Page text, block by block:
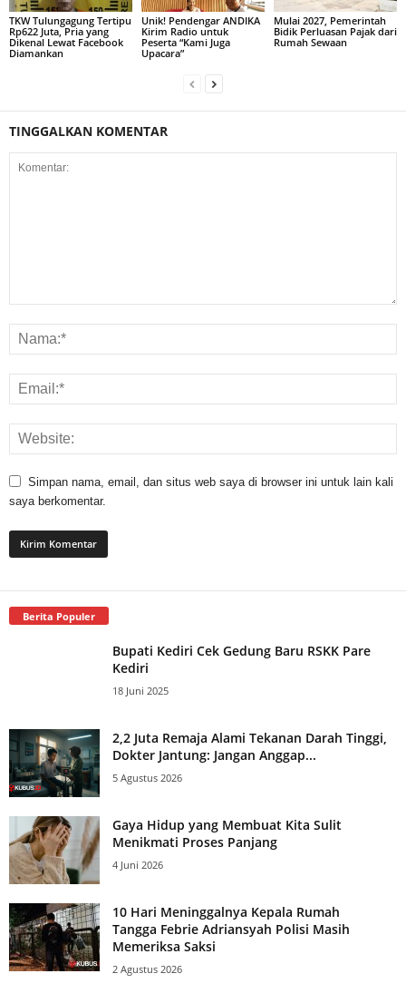
TKW Tulungagung Tertipu
Rp622 Juta, Pria yang
Dikenal Lewat Facebook
Diamankan
Unik! Pendengar ANDIKA
Kirim Radio untuk
Peserta “Kami Juga
Upacara”
Mulai 2027, Pemerintah
Bidik Perluasan Pajak dari
Rumah Sewaan
TINGGALKAN KOMENTAR
Simpan nama, email, dan situs web saya di browser ini untuk lain kali
saya berkomentar.
Berita Populer
Bupati Kediri Cek Gedung Baru RSKK Pare
Kediri
18 Juni 2025
2,2 Juta Remaja Alami Tekanan Darah Tinggi,
Dokter Jantung: Jangan Anggap...
5 Agustus 2026
Gaya Hidup yang Membuat Kita Sulit
Menikmati Proses Panjang
4 Juni 2026
10 Hari Meninggalnya Kepala Rumah
Tangga Febrie Adriansyah Polisi Masih
Memeriksa Saksi
2 Agustus 2026